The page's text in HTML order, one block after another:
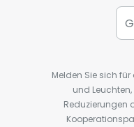
Melden Sie sich
und
Reduzierungen